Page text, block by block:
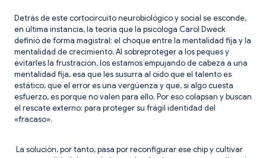
Detrás de este cortocircuito neurobiológico y social se esconde,
en última instancia, la teoría que la psicóloga Carol Dweck
definió de forma magistral: el choque entre la mentalidad fija y la
mentalidad de crecimiento. Al sobreproteger a los peques y
evitarles la frustración, los estamos empujando de cabeza a una
mentalidad fija, esa que les susurra al oído que el talento es
estático, que el error es una vergüenza y que, si algo cuesta
esfuerzo, es porque no valen para ello. Por eso colapsan y buscan
el rescate externo: para proteger su frágil identidad del
«fracaso».
La solución, por tanto, pasa por reconfigurar ese chip y cultivar